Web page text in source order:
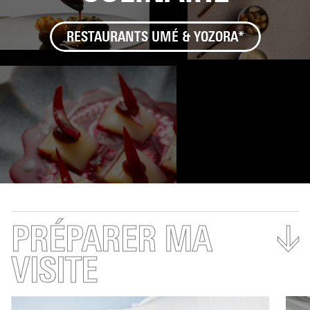
RESTAURANTS UMÉ & YOZORA*
PRÉPARER MA
VISITE
↓